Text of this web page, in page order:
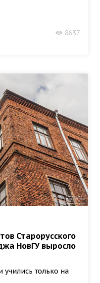
8637
Старорусского
НовГУ выросло
учились только на